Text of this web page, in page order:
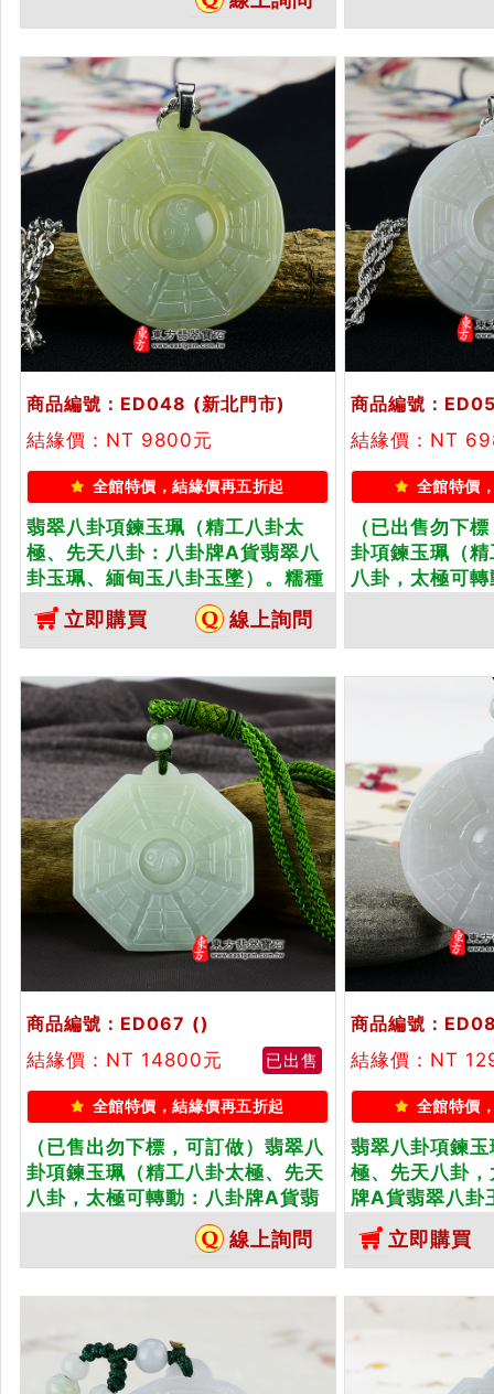
疆墨玉八卦，ED024。客製化訂做
各種新疆墨玉八卦吊墜玉珮項鍊。
★附東方翡翠寶石保證卡
做各種翡翠八
附A貨翡翠雙證
商品編號：ED048 (新北門市)
結緣價：NT 9800元
全館特價，結緣價再五折起
翡翠八卦項鍊玉珮（精工八卦太
極、先天八卦：八卦牌A貨翡翠八
卦玉珮、緬甸玉八卦玉墜）。糯種
帶黃翡八卦，ED048。客製化訂做
各種翡翠八卦吊墜玉珮項鍊。★附
A貨翡翠雙證書
立即購買 線上詢問
商品編號：
結緣價：NT
全館特價
（已出售勿下
卦項鍊玉珮（
八卦，太極可
做各種翡翠八
附A貨翡翠雙證
商品編號：ED067 ()
結緣價：NT 14800元
已出售
全館特價，結緣價再五折起
（已售出勿下標，可訂做）翡翠八
卦項鍊玉珮（精工八卦太極、先天
八卦，太極可轉動：八卦牌A貨翡
翠八卦玉珮、緬甸玉八卦玉墜）。
淡綠糯種八卦，ED067。客製化訂
做各種翡翠八卦吊墜玉珮項鍊。★
附A貨翡翠雙證書
線上詢問
商品編號：
結緣價：NT
全館特價
翡翠八卦項鍊
極、先天八卦
牌A貨翡翠八卦
玉墜）。白綠
客製化訂做各
項鍊。★附A貨
立即購買